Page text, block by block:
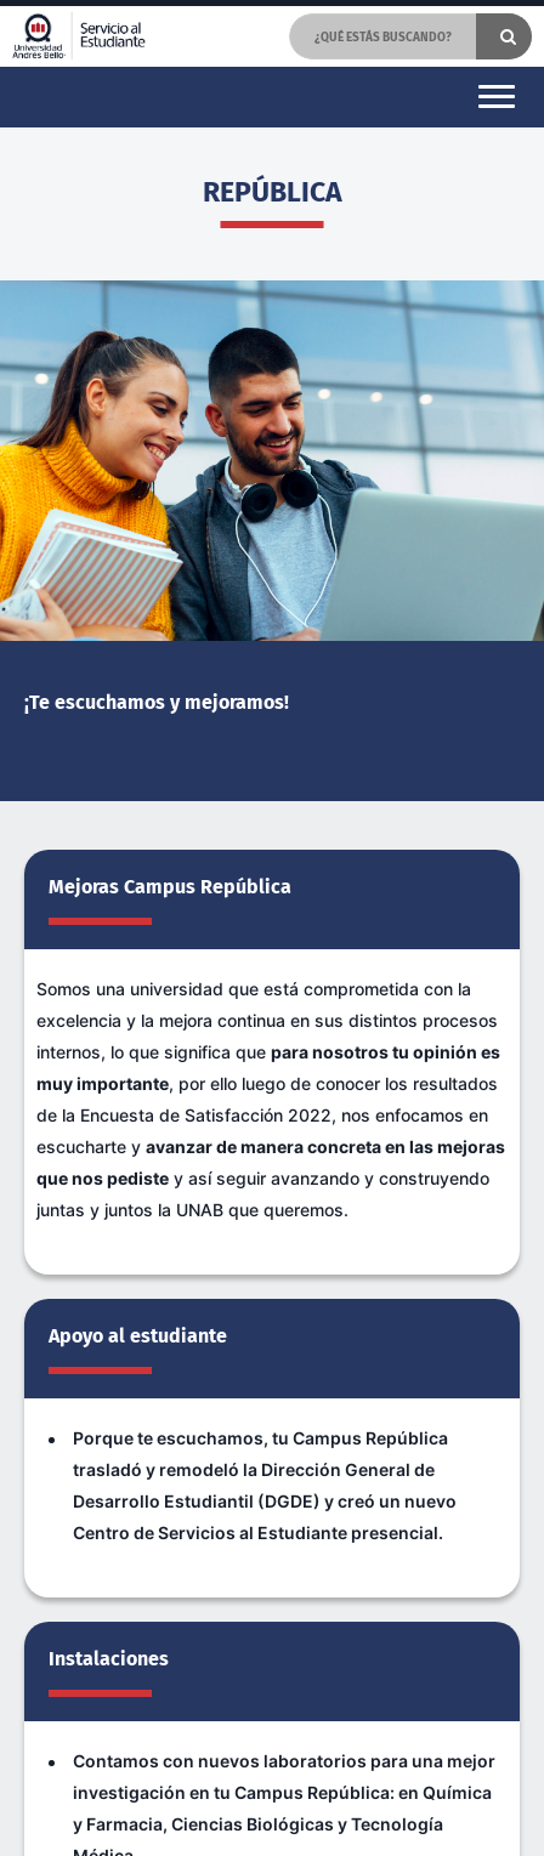
REPÚBLICA
¡Te escuchamos y mejoramos!
Mejoras Campus República
Somos una universidad que está comprometida con la
excelencia y la mejora continua en sus distintos procesos
internos, lo que significa que para nosotros tu opinión es
muy importante, por ello luego de conocer los resultados
de la Encuesta de Satisfacción 2022, nos enfocamos en
escucharte y avanzar de manera concreta en las mejoras
que nos pediste y así seguir avanzando y construyendo
juntas y juntos la UNAB que queremos.
Apoyo al estudiante
Porque te escuchamos, tu Campus República
trasladó y remodeló la Dirección General de
Desarrollo Estudiantil (DGDE) y creó un nuevo
Centro de Servicios al Estudiante presencial.
Instalaciones
Contamos con nuevos laboratorios para una mejor
investigación en tu Campus República: en Química
y Farmacia, Ciencias Biológicas y Tecnología